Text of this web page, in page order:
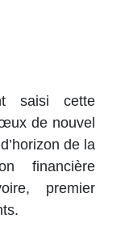
saisi cette
de nouvel
de la
financière
premier